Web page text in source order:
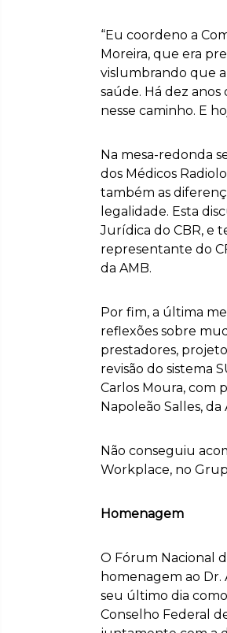
“Eu coordeno a
Moreira, que era
vislumbrando que
saúde. Há dez
nesse caminho. E
Na mesa-redonda
dos Médicos
também as
legalidade. Esta
Jurídica do CBR, e
representante do
da AMB.
Por fim, a última
reflexões sobre
prestadores,
revisão do sistema
Carlos Moura, com
Napoleão Salles, da
Não conseguiu
Workplace, no
Homenagem
O Fórum Nacional
homenagem ao
seu último dia
Conselho Federal